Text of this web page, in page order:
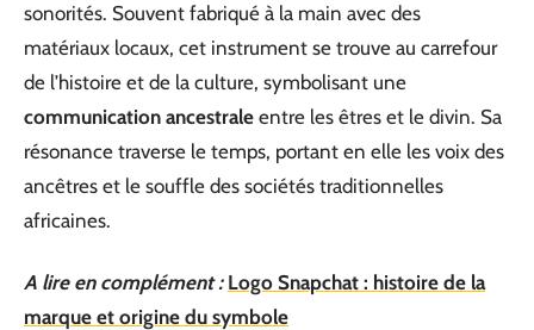
sonorités. Souvent fabriqué à la main avec des
matériaux locaux, cet instrument se trouve au carrefour
de l’histoire et de la culture, symbolisant une
communication ancestrale entre les êtres et le divin. Sa
résonance traverse le temps, portant en elle les voix des
ancêtres et le souffle des sociétés traditionnelles
africaines.
A lire en complément : Logo Snapchat : histoire de la
marque et origine du symbole